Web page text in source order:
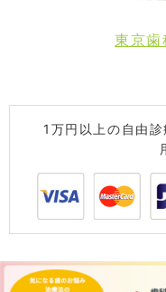
東京歯
1万円以上の自由